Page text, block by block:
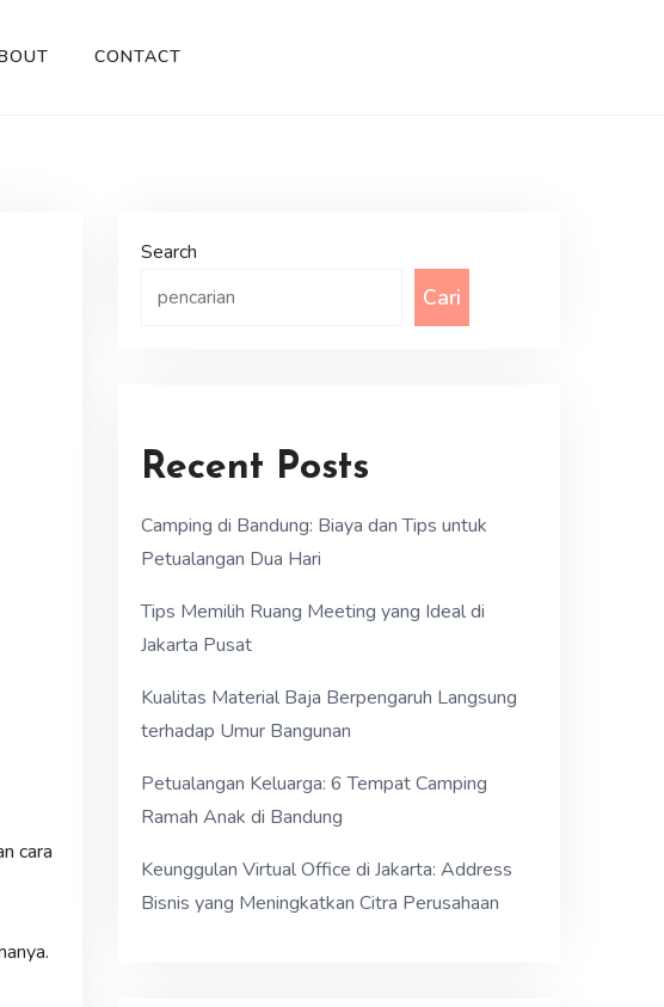
CONTACT
cara
Search
Cari
Recent Posts
Camping di Bandung: Biaya dan Tips untuk
Petualangan Dua Hari
Tips Memilih Ruang Meeting yang Ideal di
Jakarta Pusat
Kualitas Material Baja Berpengaruh Langsung
terhadap Umur Bangunan
Petualangan Keluarga: 6 Tempat Camping
Ramah Anak di Bandung
Keunggulan Virtual Office di Jakarta: Address
Bisnis yang Meningkatkan Citra Perusahaan